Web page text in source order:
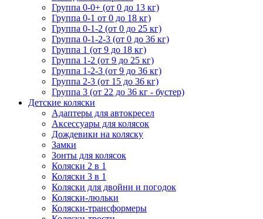
Группа 0-0+ (от 0 до 13 кг)
Группа 0-1 от 0 до 18 кг)
Группа 0-1-2 (от 0 до 25 кг)
Группа 0-1-2-3 (от 0 до 36 кг)
Группа 1 (от 9 до 18 кг)
Группа 1-2 (от 9 до 25 кг)
Группа 1-2-3 (от 9 до 36 кг)
Группа 2-3 (от 15 до 36 кг)
Группа 3 (от 22 до 36 кг - бустер)
Детские коляски
Адаптеры для автокресел
Аксессуары для колясок
Дождевики на коляску
Замки
Зонты для колясок
Коляски 2 в 1
Коляски 3 в 1
Коляски для двойни и погодок
Коляски-люльки
Коляски-трансформеры